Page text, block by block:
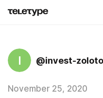
I @invest-
November 25, 2020